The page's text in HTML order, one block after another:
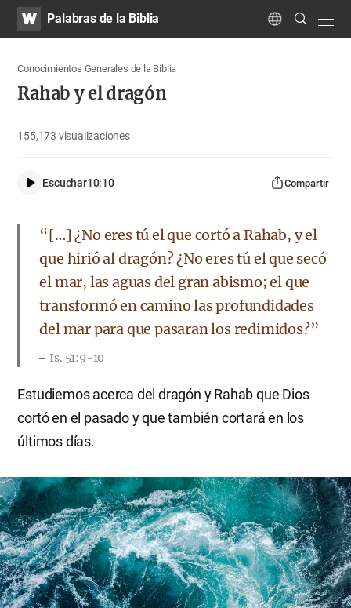
WATVPalabras de la Biblia Language
Search
Submit
Conocimientos Generales de la Biblia
Rahab y el dragón
155,173 visualizaciones
Escuchar10:10 Compartir
“[…] ¿No eres tú el que cortó a Rahab, y el
que hirió al dragón? ¿No eres tú el que secó
el mar, las aguas del gran abismo; el que
transformó en camino las profundidades
del mar para que pasaran los redimidos?”
Is. 51:9-10
Estudiemos acerca del dragón y Rahab que Dios
cortó en el pasado y que también cortará en los
últimos días.